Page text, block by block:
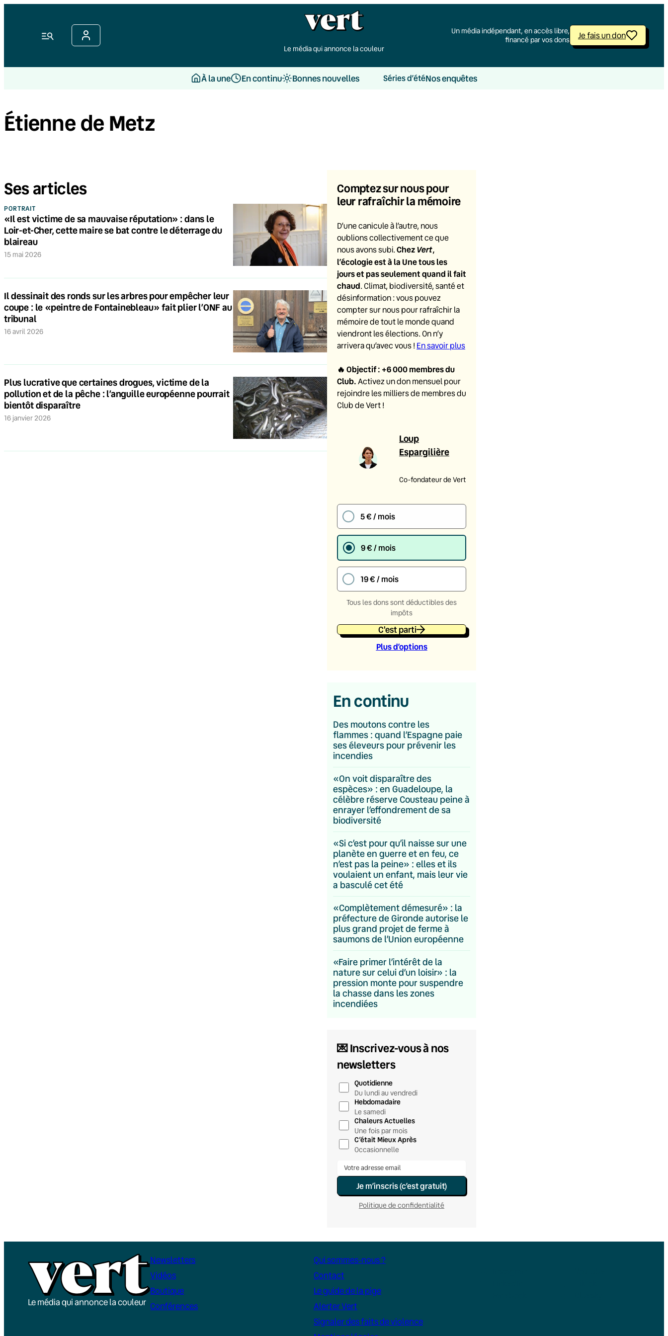
Menu
Le média qui annonce la couleur
Un média indépendant, en accès libre,
financé par vos dons
Je fais un don
À la une En continu Bonnes nouvelles Séries d’étéNos enquêtes
Étienne de Metz
Ses articles
PORTRAIT
«Il est victime de sa mauvaise réputation» : dans le
Loir-et-Cher, cette maire se bat contre le déterrage du
blaireau
15 mai 2026
Il dessinait des ronds sur les arbres pour empêcher leur
coupe : le «peintre de Fontainebleau» fait plier l’ONF au
tribunal
16 avril 2026
Plus lucrative que certaines drogues, victime de la
pollution et de la pêche : l’anguille européenne pourrait
bientôt disparaître
16 janvier 2026
Comptez sur nous pour
leur rafraîchir la mémoire
D’une canicule à l’autre, nous
oublions collectivement ce que
nous avons subi. ChezVert,
l’écologie est à la Une tous les
jours et pas seulement quand il fait
chaud. Climat, biodiversité, santé et
désinformation : vous pouvez
compter sur nous pour rafraîchir la
mémoire de tout le monde quand
viendront les élections. On n’y
arrivera qu’avec vous ! En savoir plus
🔥 Objectif : +6 000 membres du
Club. Activez un don mensuel pour
rejoindre les milliers de membres du
Club de Vert !
Loup
Espargilière
Co-fondateur de Vert
5 € / mois
9 € / mois
19 € / mois
Tous les dons sont déductibles des
impôts
C'est parti
Plus d’options
En continu
Des moutons contre les
flammes : quand l’Espagne paie
ses éleveurs pour prévenir les
incendies
«On voit disparaître des
espèces» : en Guadeloupe, la
célèbre réserve Cousteau peine à
enrayer l’effondrement de sa
biodiversité
«Si c’est pour qu’il naisse sur une
planète en guerre et en feu, ce
n’est pas la peine» : elles et ils
voulaient un enfant, mais leur vie
a basculé cet été
«Complètement démesuré» : la
préfecture de Gironde autorise le
plus grand projet de ferme à
saumons de l’Union européenne
«Faire primer l’intérêt de la
nature sur celui d’un loisir» : la
pression monte pour suspendre
la chasse dans les zones
incendiées
💌 Inscrivez-vous à nos
newsletters
Quotidienne
Du lundi au vendredi
Hebdomadaire
Le samedi
Chaleurs Actuelles
Une fois par mois
C’était Mieux Après
Occasionnelle
Je m’inscris (c’est gratuit)
Politique de confidentialité
Le média qui annonce la couleur
Newsletters
Vidéos
Boutique
Conférences
Qui sommes-nous ?
Contact
Le guide de la pige
Alerter Vert
Signaler des faits de violence